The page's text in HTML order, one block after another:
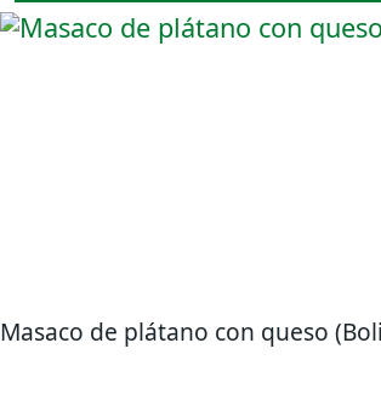
Masaco de plátano con queso